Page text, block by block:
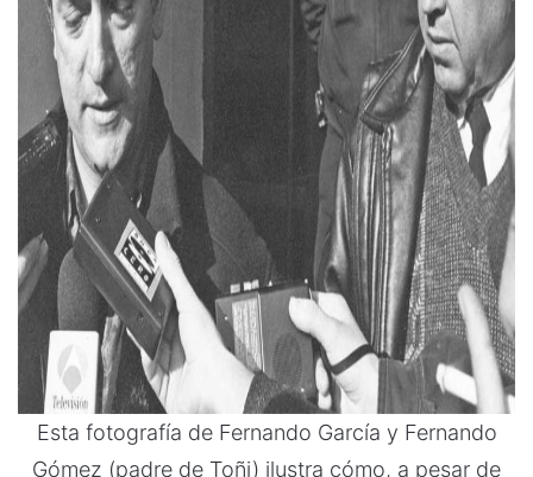
Esta fotografía de Fernando García y Fernando
Gómez (padre de Toñi) ilustra cómo, a pesar de